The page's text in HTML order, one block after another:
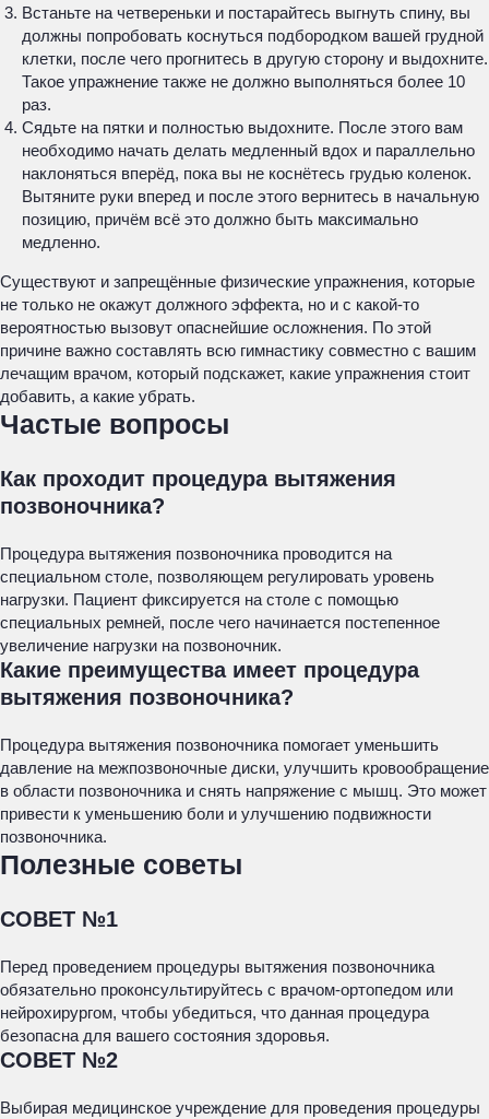
Встаньте на четвереньки и постарайтесь выгнуть спину, вы
должны попробовать коснуться подбородком вашей грудной
клетки, после чего прогнитесь в другую сторону и выдохните.
Такое упражнение также не должно выполняться более 10
раз.
Сядьте на пятки и полностью выдохните. После этого вам
необходимо начать делать медленный вдох и параллельно
наклоняться вперёд, пока вы не коснётесь грудью коленок.
Вытяните руки вперед и после этого вернитесь в начальную
позицию, причём всё это должно быть максимально
медленно.
Существуют и запрещённые физические упражнения, которые
не только не окажут должного эффекта, но и с какой-то
вероятностью вызовут опаснейшие осложнения. По этой
причине важно составлять всю гимнастику совместно с вашим
лечащим врачом, который подскажет, какие упражнения стоит
добавить, а какие убрать.
Частые вопросы
Как проходит процедура вытяжения
позвоночника?
Процедура вытяжения позвоночника проводится на
специальном столе, позволяющем регулировать уровень
нагрузки. Пациент фиксируется на столе с помощью
специальных ремней, после чего начинается постепенное
увеличение нагрузки на позвоночник.
Какие преимущества имеет процедура
вытяжения позвоночника?
Процедура вытяжения позвоночника помогает уменьшить
давление на межпозвоночные диски, улучшить кровообращение
в области позвоночника и снять напряжение с мышц. Это может
привести к уменьшению боли и улучшению подвижности
позвоночника.
Полезные советы
СОВЕТ №1
Перед проведением процедуры вытяжения позвоночника
обязательно проконсультируйтесь с врачом-ортопедом или
нейрохирургом, чтобы убедиться, что данная процедура
безопасна для вашего состояния здоровья.
СОВЕТ №2
Выбирая медицинское учреждение для проведения процедуры